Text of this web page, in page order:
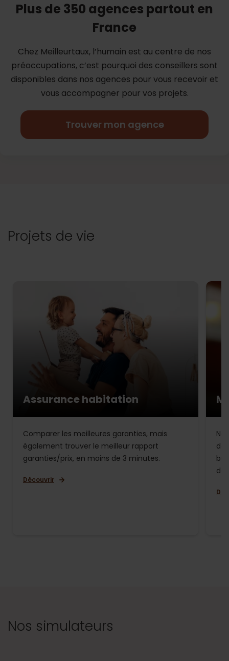
Plus de 350 agences partout en
France
Chez Meilleurtaux, l’humain est au centre de nos
préoccupations, c’est pourquoi des conseillers sont
disponibles dans nos agences pour vous recevoir et
vous accompagner pour vos projets.
Trouver mon agence
Projets de vie
Assurance habitation
Comparer les meilleures garanties, mais
également trouver le meilleur rapport
garanties/prix, en moins de 3 minutes.
Découvrir
de
de
Nos simulateurs